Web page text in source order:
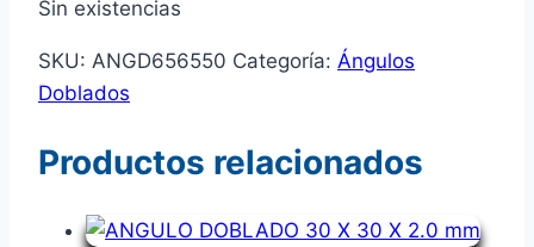
Sin existencias
SKU: ANGD656550 Categoría: Ángulos
Doblados
Productos relacionados